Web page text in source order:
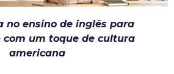
no ensino de inglês para
com um toque de cultura
americana